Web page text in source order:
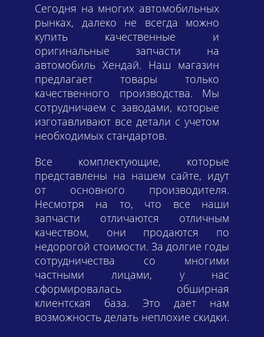
Сегодня на многих автомобильных
рынках, далеко не всегда можно
купить качественные и
оригинальные запчасти на
автомобиль Хендай. Наш магазин
предлагает товары только
качественного производства. Мы
сотрудничаем с заводами, которые
изготавливают все детали с учетом
необходимых стандартов.
Все комплектующие, которые
представлены на нашем сайте, идут
от основного производителя.
Несмотря на то, что все наши
запчасти отличаются отличным
качеством, они продаются по
недорогой стоимости. За долгие годы
сотрудничества со многими
частными лицами, у нас
сформировалась обширная
клиентская база. Это дает нам
возможность делать неплохие скидки.